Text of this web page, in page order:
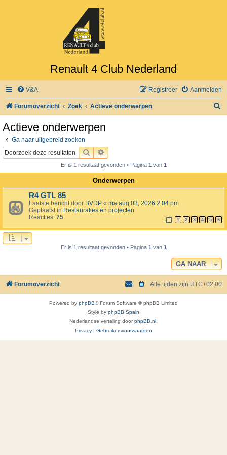
Renault 4 Club Nederland
V&A Aanmelden
Registreer
Forumoverzicht Zoek Actieve onderwerpen
Actieve onderwerpen
Ga naar uitgebreid zoeken
ZOEKUITGEBREID ZOEKEN
Er is 1 resultaat gevonden • Pagina 1van 1
Onderwerpen
R4 GTL 85
Laatste bericht door BVDP « ma aug 03, 2026 2:04 pm
Geplaatst in Restauraties en projecten
Reacties: 75 1 2 3 4 5 6
Er is 1 resultaat gevonden • Pagina 1van 1
GA NAAR
Forumoverzicht Alle tijden zijn UTC+02:00
Powered by phpBB® Forum Software © phpBB Limited
Style by phpBB Spain
Nederlandse vertaling doorphpBB.nl .
Privacy
Gebruikersvoorwaarden